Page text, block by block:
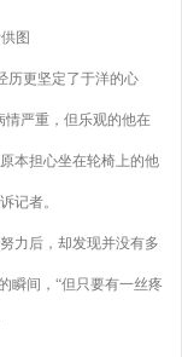
图
更坚定了于洋的心
严重，但乐观的他在
本担心坐在轮椅上的他
记者。
力后，却发现并没有多
瞬间，“但只要有一丝疼